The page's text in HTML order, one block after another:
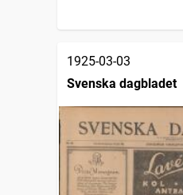
1925-03-03
Svenska dagbladet